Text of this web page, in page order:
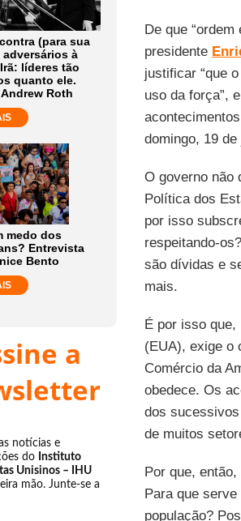
(para sua
adversários à
líderes tão
quanto ele.
Roth
medo dos
Entrevista
Bento
a
notícias e
do Instituto
Unisinos – IHU
mão. Junte-se a
De que
presidente
justificar “que
uso da força”,
domingo, 19 de
O governo não
Política dos
por isso
respeitando-
são dívidas e
mais.
É por isso
(EUA), exige o
Comércio da
obedece. Os
dos
de muitos
Por que,
Para que
população?